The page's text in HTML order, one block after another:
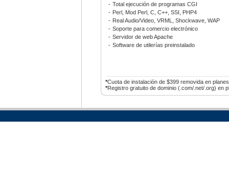
- Total ejecución de programas CGI
- Perl, Mod Perl, C, C++, SSI, PHP4
- Real Audio/Video, VRML, Shockwave, WAP
- Soporte para comercio electrónico
- Servidor de web Apache
- Software de utilerías preinstalado
*Cuota de instalación de $399 removida en
*Registro gratuito de dominio (.com/.net/.org) en